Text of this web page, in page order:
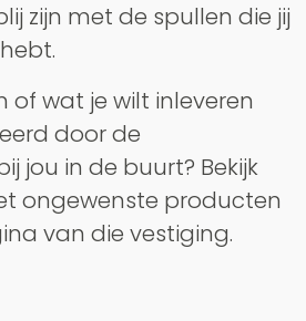
zijn met de spullen die jij
of wat je wilt inleveren
door de
jou in de buurt? Bekijk
ongewenste producten
van die vestiging.